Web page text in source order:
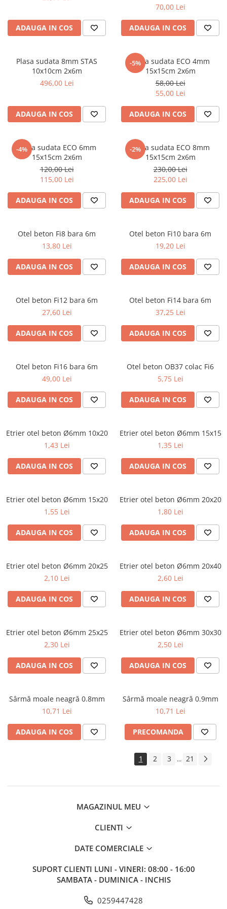
Împrejmuire
Panouri bordurate
Stâlpi și cleme
Sisteme cofraje
Sisteme de nivelare
Canciocuri și mistrii
Driști și gletiere
Scule zugrăvit
Trafaleți
ADAUGA IN COS
70,00 Lei
ADAUGA IN COS
Plasa sudata 8mm STAS
10x10cm 2x6m
496,00 Lei
ADAUGA IN COS
-5%
Plasa sudata ECO 4mm
15x15cm 2x6m
58,00 Lei
55,00 Lei
ADAUGA IN COS
-4%
Plasa sudata ECO 6mm
15x15cm 2x6m
120,00 Lei
115,00 Lei
ADAUGA IN COS
-2%
Plasa sudata ECO 8mm
15x15cm 2x6m
230,00 Lei
225,00 Lei
ADAUGA IN COS
Otel beton Fi8 bara 6m
13,80 Lei
ADAUGA IN COS
Otel beton Fi10 bara 6m
19,20 Lei
ADAUGA IN COS
Otel beton Fi12 bara 6m
27,60 Lei
ADAUGA IN COS
Otel beton Fi14 bara 6m
37,25 Lei
ADAUGA IN COS
Otel beton Fi16 bara 6m
49,00 Lei
ADAUGA IN COS
Otel beton OB37 colac Fi6
5,75 Lei
ADAUGA IN COS
Etrier otel beton Ø6mm 10x20
1,43 Lei
ADAUGA IN COS
Etrier otel beton Ø6mm 15x15
1,35 Lei
ADAUGA IN COS
Etrier otel beton Ø6mm 15x20
1,55 Lei
ADAUGA IN COS
Etrier otel beton Ø6mm 20x20
1,80 Lei
ADAUGA IN COS
Etrier otel beton Ø6mm 20x25
2,10 Lei
ADAUGA IN COS
Etrier otel beton Ø6mm 20x40
2,60 Lei
ADAUGA IN COS
Etrier otel beton Ø6mm 25x25
2,30 Lei
ADAUGA IN COS
Etrier otel beton Ø6mm 30x30
2,50 Lei
ADAUGA IN COS
Sârmă moale neagră 0.8mm
10,71 Lei
ADAUGA IN COS
Sârmă moale neagră 0.9mm
10,71 Lei
PRECOMANDA
1 2 3 ... 21
MAGAZINUL MEU
CLIENTI
DATE COMERCIALE
SUPORT CLIENTI LUNI - VINERI: 08:00 - 16:00
SAMBATA - DUMINICA - INCHIS
0259447428